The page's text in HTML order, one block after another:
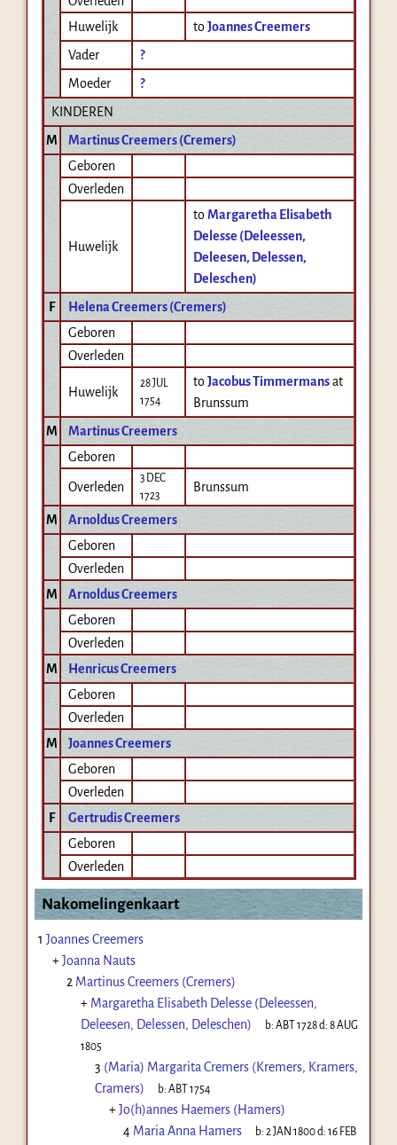
Huwelijk
toJoannes Creemers
Vader
?
Moeder
?
KINDEREN
M
Martinus Creemers (Cremers)
Geboren
Overleden
Huwelijk
toMargaretha Elisabeth
Delesse (Deleessen,
Deleesen, Delessen,
Deleschen)
F
Helena Creemers (Cremers)
Geboren
Overleden
Huwelijk
28 JUL
1754
toJacobus Timmermans at
Brunssum
M
Martinus Creemers
Geboren
Overleden
3 DEC
1723
Brunssum
M
Arnoldus Creemers
Geboren
Overleden
M
Arnoldus Creemers
Geboren
Overleden
M
Henricus Creemers
Geboren
Overleden
M
Joannes Creemers
Geboren
Overleden
F
Gertrudis Creemers
Geboren
Overleden
Nakomelingenkaart
1 Joannes Creemers
+Joanna Nauts
2 Martinus Creemers (Cremers)
+ Margaretha Elisabeth Delesse (Deleessen,
Deleesen, Delessen, Deleschen)
b:ABT 1728d:8 AUG
1805
3 (Maria) Margarita Cremers (Kremers, Kramers,
Cramers)
b:ABT 1754
+Jo(h)annes Haemers (Hamers)
4 Maria Anna Hamers b:2 JAN 1800d:16 FEB